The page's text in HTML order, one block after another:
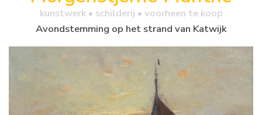
kunstwerk • schilderij • voorheen te koop
Avondstemming op het strand van Katwijk